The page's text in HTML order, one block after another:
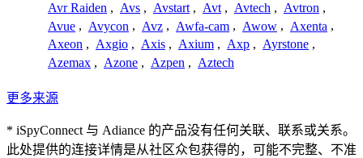
Avr Raiden , Avs , Avstart , Avt , Avtech , Avtron ,
Avue , Avycon , Avz , Awfa-cam , Awow , Axenta ,
Axeon , Axgio , Axis , Axium , Axp , Ayrstone ,
Azemax , Azone , Azpen , Aztech
更多来源
* iSpyConnect 与 Adiance 的产品没有任何关联、联系或关系。
此处提供的连接详情是从社区众包获得的，可能不完整、不准